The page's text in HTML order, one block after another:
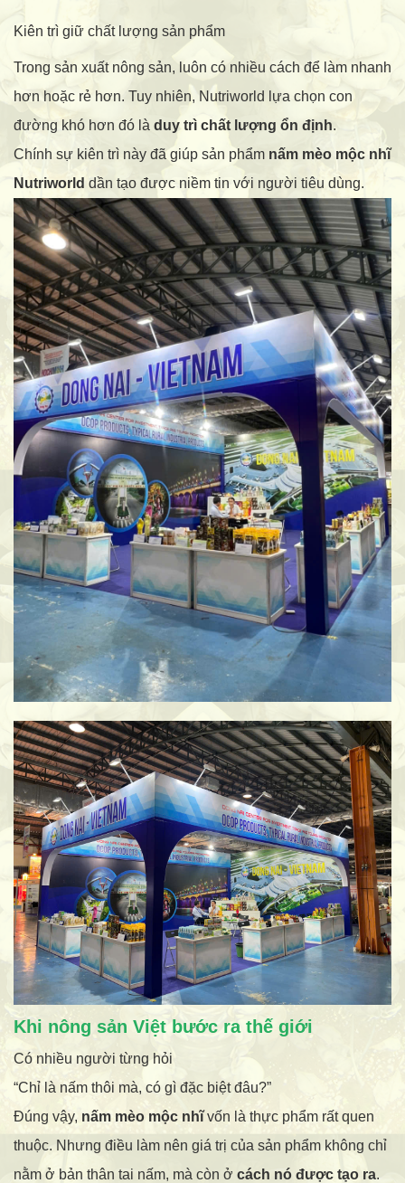
Kiên trì giữ chất lượng sản phẩm
Trong sản xuất nông sản, luôn có nhiều cách để làm nhanh
hơn hoặc rẻ hơn. Tuy nhiên, Nutriworld lựa chọn con
đường khó hơn đó là duy trì chất lượng ổn định.
Chính sự kiên trì này đã giúp sản phẩm nấm mèo mộc nhĩ
Nutriworld dần tạo được niềm tin với người tiêu dùng.
Khi nông sản Việt bước ra thế giới
Có nhiều người từng hỏi
“Chỉ là nấm thôi mà, có gì đặc biệt đâu?”
Đúng vậy, nấm mèo mộc nhĩvốn là thực phẩm rất quen
thuộc. Nhưng điều làm nên giá trị của sản phẩm không chỉ
nằm ở bản thân tai nấm, mà còn ở cách nó được tạo ra.